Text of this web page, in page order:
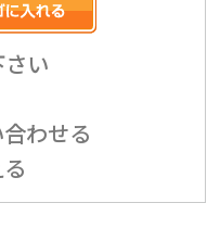
い
わせる